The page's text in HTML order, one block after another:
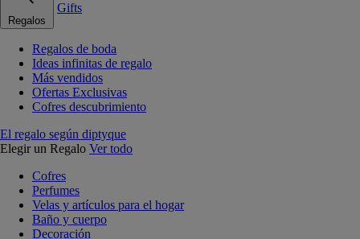
Regalos
Gifts
Regalos de boda
Ideas infinitas de regalo
Más vendidos
Ofertas Exclusivas
Cofres descubrimiento
El regalo según diptyque
Elegir un Regalo Ver todo
Cofres
Perfumes
Velas y artículos para el hogar
Baño y cuerpo
Decoración